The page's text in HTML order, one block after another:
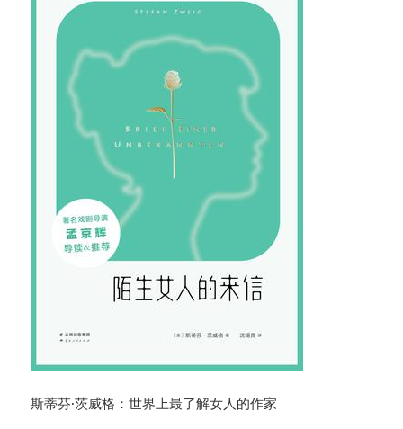
斯蒂芬·茨威格：世界上最了解女人的作家